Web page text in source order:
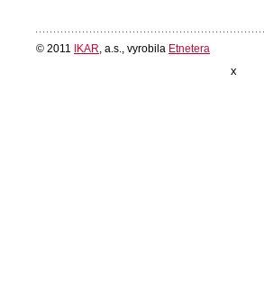
© 2011 IKAR , a.s., vyrobila Etnetera
x